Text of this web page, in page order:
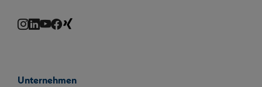
Instagram
LinkedIn
YouTube
Facebook
Unternehmen